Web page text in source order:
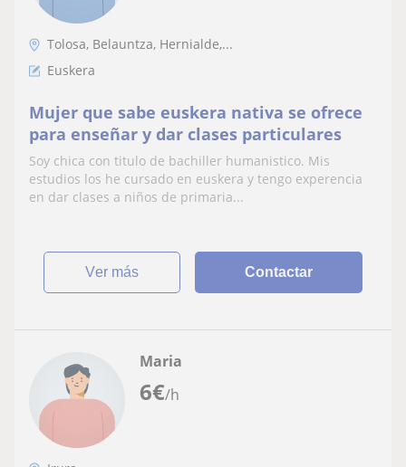
Tolosa, Belauntza, Hernialde,...
Euskera
Mujer que sabe euskera nativa se ofrece
para enseñar y dar clases particulares
Soy chica con titulo de bachiller humanistico. Mis
estudios los he cursado en euskera y tengo experencia
en dar clases a niños de primaria...
ver más Contactar
6€/h
Maria